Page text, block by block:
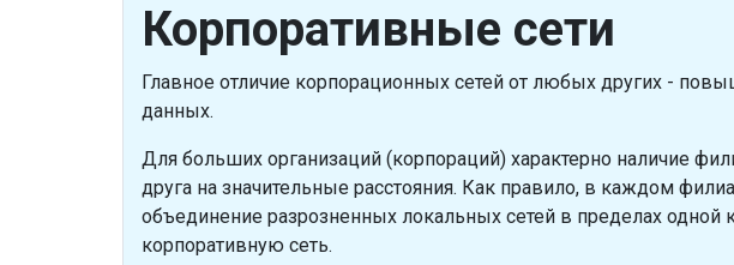
Корпоративные сети
Главное отличие корпорационных сетей от любых других -
данных.
Для больших организаций (корпораций) характерно наличие
друга на значительные расстояния. Как правило, в каждом
объединение разрозненных локальных сетей в пределах одной
корпоративную сеть.